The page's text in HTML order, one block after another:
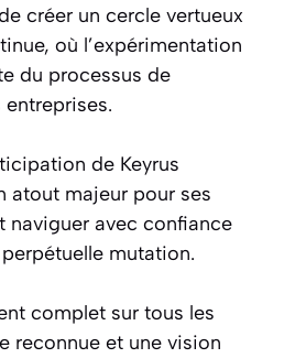
créer un cercle vertueux
où l’expérimentation
du processus de
de Keyrus
atout majeur pour ses
naviguer avec confiance
mutation.
complet sur tous les
reconnue et une vision